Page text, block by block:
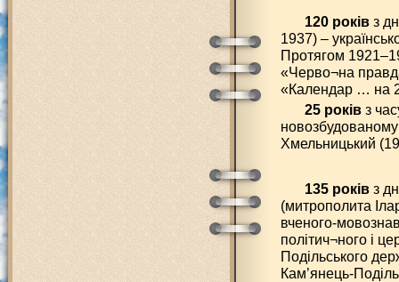
120 роківз
1937) –
Протягом
«Черво¬на
«Календар … на
25 роківз
Хмельницький
135 роківз
(митрополита
вченого-
політич¬ного і
Подільського
Кам’янець-